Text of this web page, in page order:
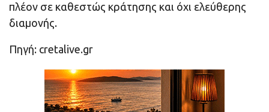
πλέον σε καθεστώς κράτησης και όχι ελεύθερης
διαμονής.
Πηγή: cretalive.gr